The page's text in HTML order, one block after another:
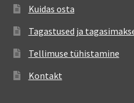
Kuidas osta
Tagastused ja
Tellimuse tühistamine
Kontakt